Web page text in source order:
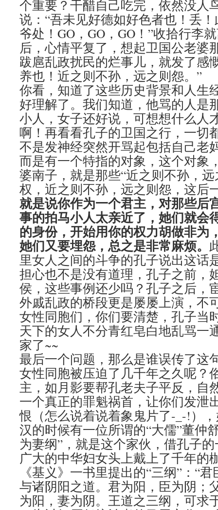
个重要？干醋自己吃完，依然没人
说：“吾未见好德如好色者也！丢
爷处！GO，GO，GO！”收拾行李
后，心情平复了，想起卫国公老婆
跋扈乱政扰民的烂事儿，就发了感
养也！近之则不孙，远之则怨。”
你看，知道了这些历史背景和人生
好理解了。我们知道，他骂的人是
小人，女子还好说，可想想什么人
啊！再看看孔子的卫国之行，一切
不是发神经突然开骂起包括自己老
而是有一个特指的对象，这个对象
婆南子，就是那些“近之则不孙，
权，近之则不孙，远之则怨，这后
就是说你作为一个君主，对那些后
事的拍马小人太亲近了，她们就会
的身份，开始用你的权力胡做非为
她们又要埋怨，总之是非常麻烦。
里女人之间的斗争的孔子说出这话
担心也不是没有道理，孔子之前，
侯，这些事例还少吗？孔子之后，
外戚乱政的桥段更是屡屡上演，不
女性同胞们，你们要清楚，孔子当
天下的女人不分青红皂白地乱骂一
家了~~
最后一个问题，那么是谁误传了这
女性同胞被压迫了几千年之久呢？
主，如月影要帮孔老夫子平反，自
一个真正的罪魁祸首，让你们发泄
恨（怎么说着说着象鬼片了-_-!）
汉的时候有一位所谓的“大儒”董仲
为妻纲”，就是这个家伙，借孔子
广大的中华妇女头上戴上了千年的
《基义》一书里提出的“三纲”：“
与诸阴阳之道。君为阳，臣为阴；
为阳，妻为阴。王道之三纲，可求